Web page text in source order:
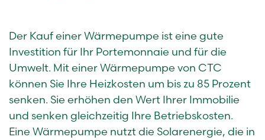
Der Kauf einer Wärmepumpe ist eine gute
Investition für Ihr Portemonnaie und für die
Umwelt. Mit einer Wärmepumpe von CTC
können Sie Ihre Heizkosten um bis zu 85 Prozent
senken. Sie erhöhen den Wert Ihrer Immobilie
und senken gleichzeitig Ihre Betriebskosten.
Eine Wärmepumpe nutzt die Solarenergie, die in